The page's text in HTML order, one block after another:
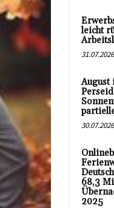
leicht
31.07.2026
August
30.07.2026
68,3
2025